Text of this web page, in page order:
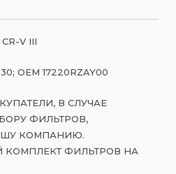
V III
OEM 17220RZAY00
В СЛУЧАЕ
ФИЛЬТРОВ,
КОМПАНИЮ.
ФИЛЬТРОВ НА